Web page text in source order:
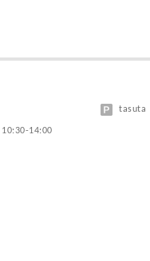
10:30-14:00
tasuta